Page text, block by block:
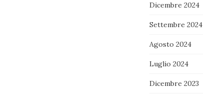
Dicembre 2024
Settembre 2024
Agosto 2024
Luglio 2024
Dicembre 2023